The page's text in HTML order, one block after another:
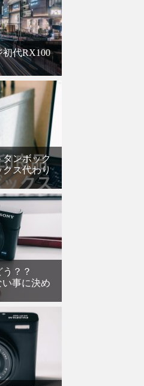
代RX100
タンボック
クス代わり
？？
事に決め